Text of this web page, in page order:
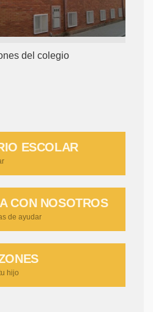
del colegio
ESCOLAR
CON NOSOTROS
de ayudar
hijo